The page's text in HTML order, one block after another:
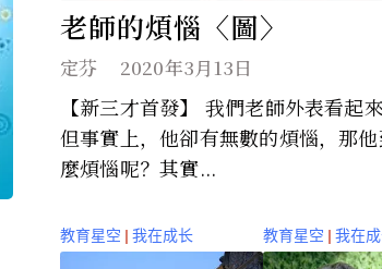
老師的煩惱〈圖〉
定芬 2020年3月13日
【新三才首發】 我們老師外表看起來很快樂，
但事實上，他卻有無數的煩惱，那
麼煩惱呢？其實...
教育星空 | 我在成长 教育星空 | 我在